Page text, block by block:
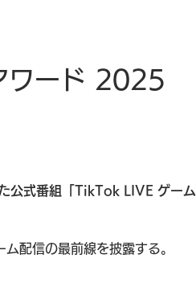
ワード 2025
公式番組「TikTok LIVE ゲーム
配信の最前線を披露する。